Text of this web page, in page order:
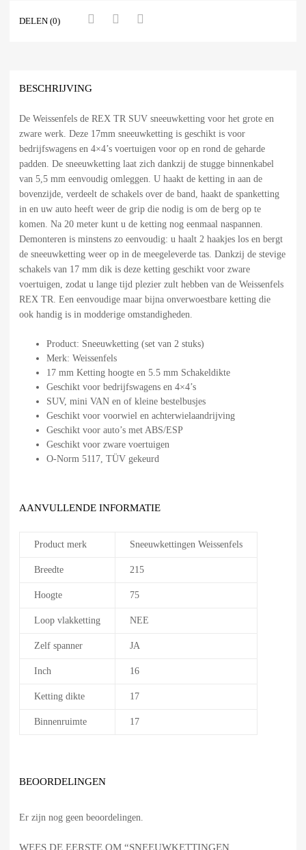
DELEN (0)
BESCHRIJVING
De Weissenfels de REX TR SUV sneeuwketting voor het grote en
zware werk. Deze 17mm sneeuwketting is geschikt is voor
bedrijfswagens en 4×4’s voertuigen voor op en rond de geharde
padden. De sneeuwketting laat zich dankzij de stugge binnenkabel
van 5,5 mm eenvoudig omleggen. U haakt de ketting in aan de
bovenzijde, verdeelt de schakels over de band, haakt de spanketting
in en uw auto heeft weer de grip die nodig is om de berg op te
komen. Na 20 meter kunt u de ketting nog eenmaal naspannen.
Demonteren is minstens zo eenvoudig: u haalt 2 haakjes los en bergt
de sneeuwketting weer op in de meegeleverde tas. Dankzij de stevige
schakels van 17 mm dik is deze ketting geschikt voor zware
voertuigen, zodat u lange tijd plezier zult hebben van de Weissenfels
REX TR. Een eenvoudige maar bijna onverwoestbare ketting die
ook handig is in modderige omstandigheden.
Product: Sneeuwketting (set van 2 stuks)
Merk: Weissenfels
17 mm Ketting hoogte en 5.5 mm Schakeldikte
Geschikt voor bedrijfswagens en 4×4’s
SUV, mini VAN en of kleine bestelbusjes
Geschikt voor voorwiel en achterwielaandrijving
Geschikt voor auto’s met ABS/ESP
Geschikt voor zware voertuigen
O-Norm 5117, TÜV gekeurd
AANVULLENDE INFORMATIE
Product merk Sneeuwkettingen Weissenfels
Breedte 215
Hoogte 75
Loop vlakketting NEE
Zelf spanner JA
Inch 16
Ketting dikte 17
Binnenruimte 17
BEOORDELINGEN
Er zijn nog geen beoordelingen.
WEES DE EERSTE OM “SNEEUWKETTINGEN